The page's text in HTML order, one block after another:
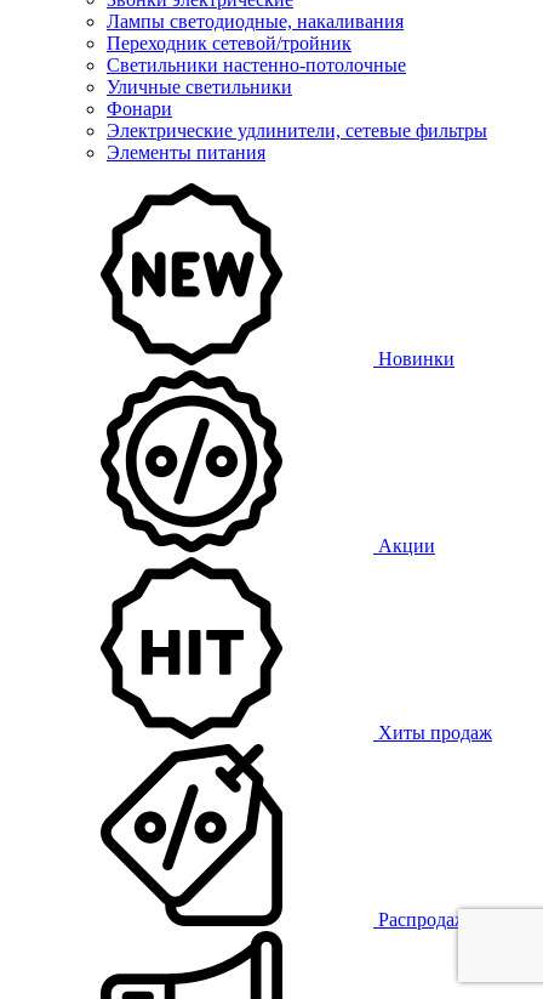
Лампы светодиодные, накаливания
Переходник сетевой/тройник
Светильники настенно-потолочные
Уличные светильники
Фонари
Электрические удлинители, сетевые фильтры
Элементы питания
Новинки
Акции
Хиты продаж
Распродажа